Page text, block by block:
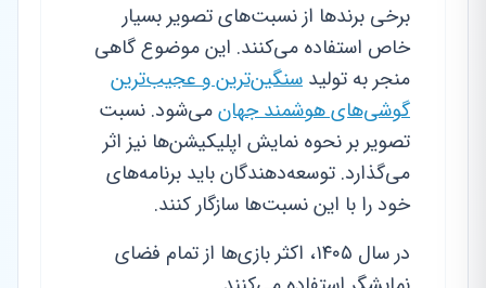
برخی برندها از نسبت‌های تصویر بسیار
خاص استفاده می‌کنند. این موضوع گاهی
منجر به تولید سنگین‌ترین و عجیب‌ترین
گوشی‌های هوشمند جهانمی‌شود. نسبت
تصویر بر نحوه نمایش اپلیکیشن‌ها نیز اثر
می‌گذارد. توسعه‌دهندگان باید برنامه‌های
خود را با این نسبت‌ها سازگار کنند.
در سال ۱۴۰۵، اکثر بازی‌ها از تمام فضای